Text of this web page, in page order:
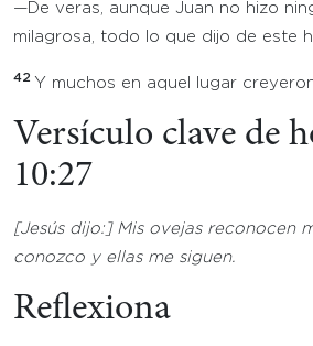
—De veras, aunque Juan no hizo
milagrosa, todo lo que dijo de este
42 Y muchos en aquel lugar
Versículo clave de
10:27
[Jesús dijo:] Mis ovejas reconocen
conozco y ellas me siguen.
Reflexiona